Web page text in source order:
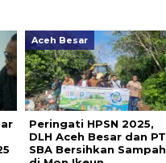
Aceh Besar
Peringati HPSN 2025,
DLH Aceh Besar dan PT
SBA Bersihkan Sampah